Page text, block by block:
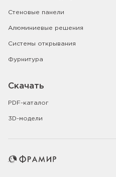
Стеновые панели
Алюминиевые решения
Системы открывания
Фурнитура
Скачать
PDF-каталог
3D-модели